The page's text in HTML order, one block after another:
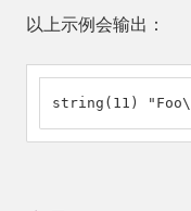
以上示例会输出：
string(11)